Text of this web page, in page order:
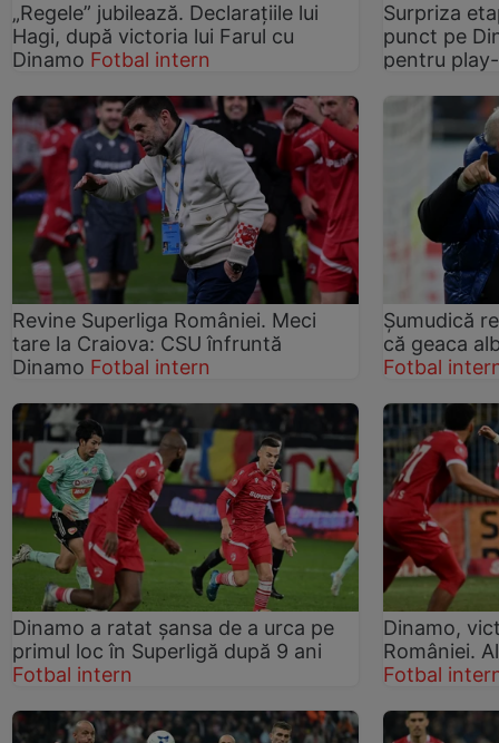
„Regele” jubilează. Declarațiile lui
Hagi, după victoria lui Farul cu
Dinamo Fotbal intern
Surpriza
punct pe
pentru
Revine Superliga României. Meci
tare la Craiova: CSU înfruntă
Dinamo Fotbal intern
Șumudică
că geaca
Fotbal
Dinamo a ratat șansa de a urca pe
primul loc în Superligă după 9 ani
Fotbal intern
Dinamo,
României.
Fotbal